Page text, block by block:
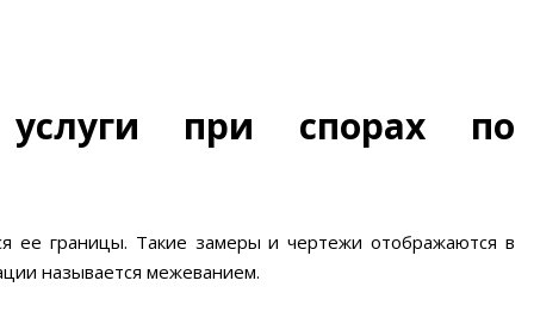
при спорах по
ее границы. Такие замеры и чертежи отображаются в
называется межеванием.